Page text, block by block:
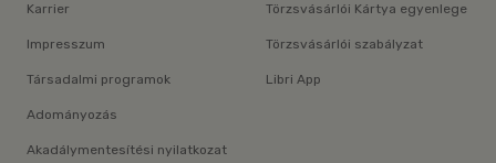
Karrier
Impresszum
Társadalmi programok
Adományozás
Akadálymentesítési nyilatkozat
Törzsvásárlói Kártya egyenlege
Törzsvásárlói szabályzat
Libri App